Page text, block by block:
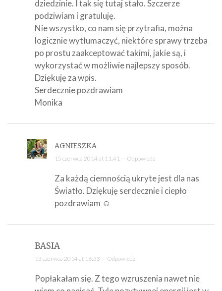
dziedzinie. I tak się tutaj stało. Szczerze
podziwiam i gratuluję.
Nie wszystko, co nam się przytrafia, można
logicznie wytłumaczyć, niektóre sprawy trzeba
po prostu zaakceptować takimi, jakie są, i
wykorzystać w możliwie najlepszy sposób.
Dziękuję za wpis.
Serdecznie pozdrawiam
Monika
AGNIESZKA
15 czerwca 2014 at 11:41 — Odpowiedz
Za każdą ciemnością ukryte jest dla nas
Światło. Dziękuję serdecznie i ciepło
pozdrawiam ☺
BASIA
13 czerwca 2014 at 16:33 — Odpowiedz
Popłakałam się. Z tego wzruszenia nawet nie